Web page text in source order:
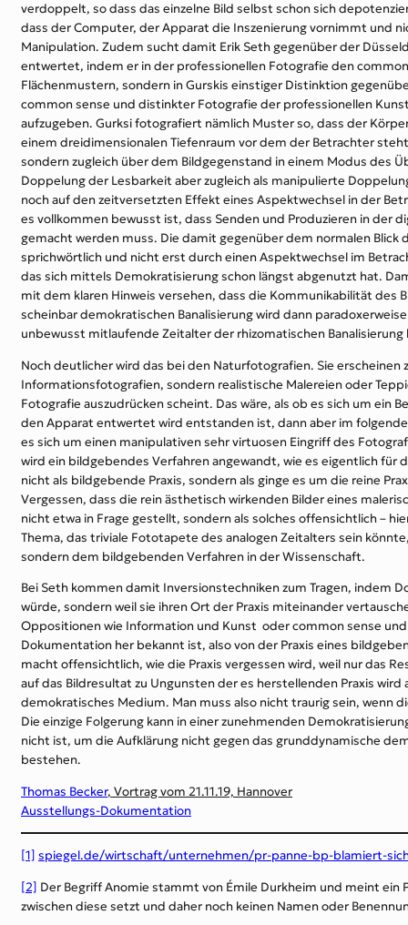
verdoppelt, so dass das einzelne Bild selbst schon sich
dass der Computer, der Apparat die Inszenierung vornimmt und
Manipulation. Zudem sucht damit Erik Seth gegenüber der
entwertet, indem er in der professionellen Fotografie den
Flächenmustern, sondern in Gurskis einstiger Distinktion
common sense und distinkter Fotografie der professionellen
aufzugeben. Gurksi fotografiert nämlich Muster so, dass der
einem dreidimensionalen Tiefenraum vor dem der Betrachter
sondern zugleich über dem Bildgegenstand in einem Modus des
Doppelung der Lesbarkeit aber zugleich als manipulierte
noch auf den zeitversetzten Effekt eines Aspektwechsel in der
es vollkommen bewusst ist, dass Senden und Produzieren in der
gemacht werden muss. Die damit gegenüber dem normalen
sprichwörtlich und nicht erst durch einen Aspektwechsel im
das sich mittels Demokratisierung schon längst abgenutzt hat.
mit dem klaren Hinweis versehen, dass die Kommunikabilität des
scheinbar demokratischen Banalisierung wird dann
unbewusst mitlaufende Zeitalter der rhizomatischen
Noch deutlicher wird das bei den Naturfotografien. Sie erscheinen
Informationsfotografien, sondern realistische Malereien oder
Fotografie auszudrücken scheint. Das wäre, als ob es sich um
den Apparat entwertet wird entstanden ist, dann aber im
es sich um einen manipulativen sehr virtuosen Eingriff des
wird ein bildgebendes Verfahren angewandt, wie es eigentlich
nicht als bildgebende Praxis, sondern als ginge es um die reine
Vergessen, dass die rein ästhetisch wirkenden Bilder eines
nicht etwa in Frage gestellt, sondern als solches offensichtlich –
Thema, das triviale Fototapete des analogen Zeitalters sein
sondern dem bildgebenden Verfahren in der Wissenschaft.
Bei Seth kommen damit Inversionstechniken zum Tragen, indem
würde, sondern weil sie ihren Ort der Praxis miteinander
Oppositionen wie Information und Kunst oder common sense
Dokumentation her bekannt ist, also von der Praxis eines
macht offensichtlich, wie die Praxis vergessen wird, weil nur das
auf das Bildresultat zu Ungunsten der es herstellenden Praxis
demokratisches Medium. Man muss also nicht traurig sein, wenn
Die einzige Folgerung kann in einer zunehmenden
nicht ist, um die Aufklärung nicht gegen das grunddynamische
bestehen.
Thomas Becker, Vortrag vom 21.11.19, Hannover
Ausstellungs-Dokumentation
[1] spiegel.de/wirtschaft/unternehmen/pr-panne-bp-blamiert-
[2] Der Begriff Anomie stammt von Émile Durkheim und meint ein
zwischen diese setzt und daher noch keinen Namen oder